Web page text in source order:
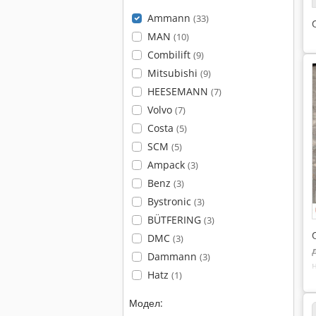
Ammann (33)
MAN (10)
Combilift (9)
Mitsubishi (9)
HEESEMANN (7)
Volvo (7)
Costa (5)
SCM (5)
Ampack (3)
Benz (3)
Bystronic (3)
BÜTFERING (3)
DMC (3)
Dammann (3)
Hatz (1)
Модел: